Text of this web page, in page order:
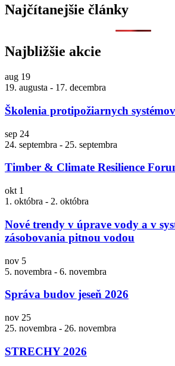
Najčítanejšie články
Najbližšie akcie
aug 19
19. augusta - 17. decembra
Školenia protipožiarnych systémov
sep 24
24. septembra - 25. septembra
Timber & Climate Resilience
okt 1
1. októbra - 2. októbra
Nové trendy v úprave vody a v
zásobovania pitnou vodou
nov 5
5. novembra - 6. novembra
Správa budov jeseň 2026
nov 25
25. novembra - 26. novembra
STRECHY 2026